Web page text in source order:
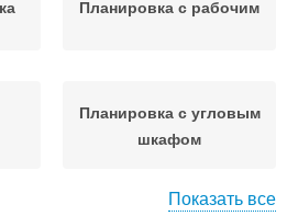
Планировка с рабочим
Планировка с угловым
шкафом
Показать все